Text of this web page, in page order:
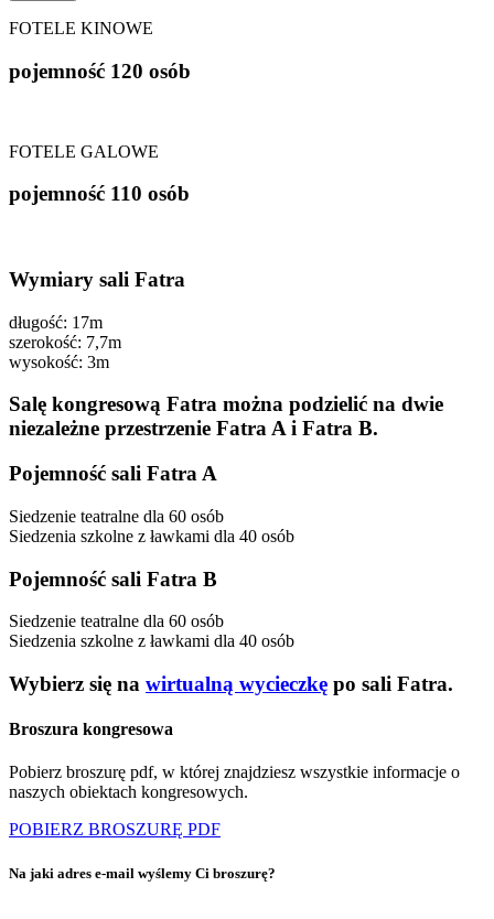
FOTELE KINOWE
pojemność 120 osób
FOTELE GALOWE
pojemność 110 osób
Wymiary sali Fatra
długość: 17m
szerokość: 7,7m
wysokość: 3m
Salę kongresową Fatra można podzielić na dwie
niezależne przestrzenie Fatra A i Fatra B.
Pojemność sali Fatra A
Siedzenie teatralne dla 60 osób
Siedzenia szkolne z ławkami dla 40 osób
Pojemność sali Fatra B
Siedzenie teatralne dla 60 osób
Siedzenia szkolne z ławkami dla 40 osób
Wybierz się na wirtualną wycieczkę po sali Fatra.
Broszura kongresowa
Pobierz broszurę pdf, w której znajdziesz wszystkie informacje o
naszych obiektach kongresowych.
POBIERZ BROSZURĘ PDF
Na jaki adres e-mail wyślemy Ci broszurę?